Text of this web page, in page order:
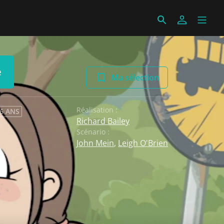
Ma sélection
ANS Réalisation :
Richard Bailey
Scénario :
John Mein, Leigh O'Brien